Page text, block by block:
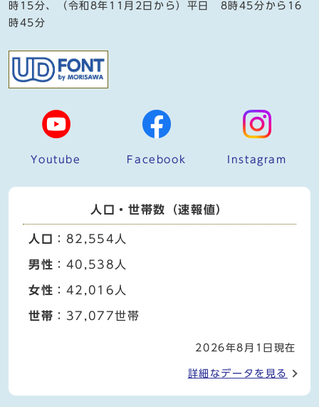
時15分、（令和8年11月2日から）平日 8時45分から16
時45分
Youtube Facebook Instagram
人口・世帯数（速報値）
人口 ：82,554人
男性 ：40,538人
女性 ：42,016人
世帯 ：37,077世帯
2026年8月1日現在
詳細なデータを見る